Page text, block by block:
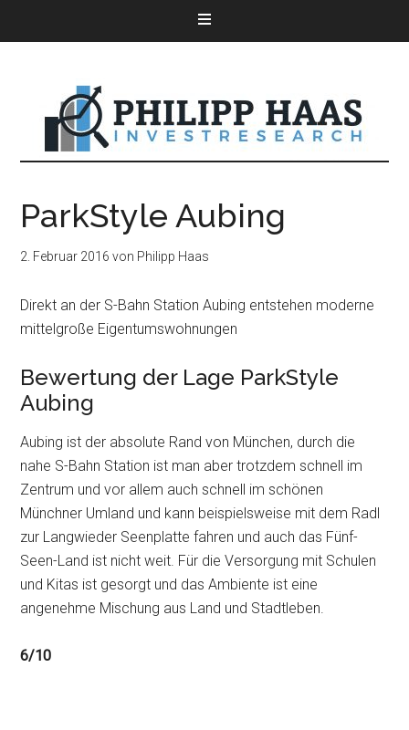
ParkStyle Aubing
2. Februar 2016 von Philipp Haas
Direkt an der S-Bahn Station Aubing entstehen moderne
mittelgroße Eigentumswohnungen
Bewertung der Lage ParkStyle
Aubing
Aubing ist der absolute Rand von München, durch die
nahe S-Bahn Station ist man aber trotzdem schnell im
Zentrum und vor allem auch schnell im schönen
Münchner Umland und kann beispielsweise mit dem Radl
zur Langwieder Seenplatte fahren und auch das Fünf-
Seen-Land ist nicht weit. Für die Versorgung mit Schulen
und Kitas ist gesorgt und das Ambiente ist eine
angenehme Mischung aus Land und Stadtleben.
6/10